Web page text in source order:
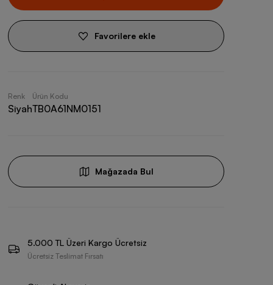
Favorilere ekle
Renk
Siyah
Ürün Kodu
TB0A61NM0151
Mağazada Bul
5.000 TL Üzeri Kargo Ücretsiz
Ücretsiz Teslimat Fırsatı